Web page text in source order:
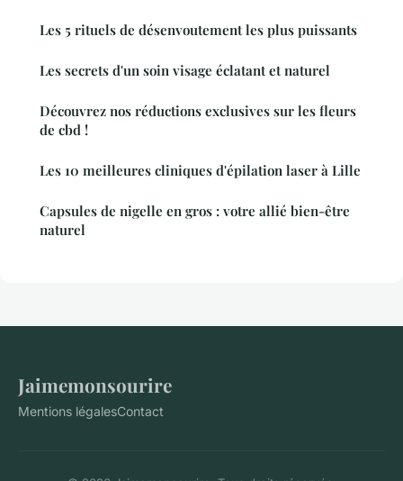
Les 5 rituels de désenvoutement les plus puissants
Les secrets d'un soin visage éclatant et naturel
Découvrez nos réductions exclusives sur les fleurs
de cbd !
Les 10 meilleures cliniques d'épilation laser à Lille
Capsules de nigelle en gros : votre allié bien-être
naturel
Jaimemonsourire
Mentions légalesContact